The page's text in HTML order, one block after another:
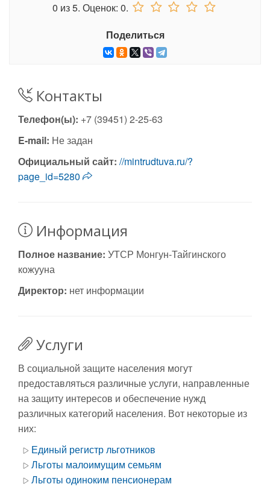
0 из5. Оценок: 0.
Поделиться
Контакты
Телефон(ы): +7 (39451) 2-25-63
E-mail: Не задан
Официальный сайт: //mintrudtuva.ru/?
page_id=5280
Информация
Полное название: УТСР Монгун-Тайгинского
кожууна
Директор: нет информации
Услуги
В социальной защите населения могут
предоставляться различные услуги, направленные
на защиту интересов и обеспечение нужд
различных категорий населения. Вот некоторые из
них:
Единый регистр льготников
Льготы малоимущим семьям
Льготы одиноким пенсионерам